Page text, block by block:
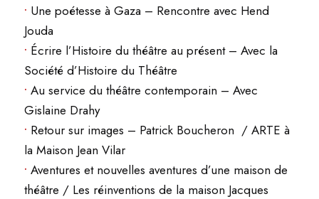
• Une poétesse à Gaza – Rencontre avec Hend
Jouda
• Écrire l’Histoire du théâtre au présent – Avec la
Société d’Histoire du Théâtre
• Au service du théâtre contemporain – Avec
Gislaine Drahy
• Retour sur images – Patrick Boucheron / ARTE à
la Maison Jean Vilar
• Aventures et nouvelles aventures d’une maison de
théâtre / Les réinventions de la maison Jacques